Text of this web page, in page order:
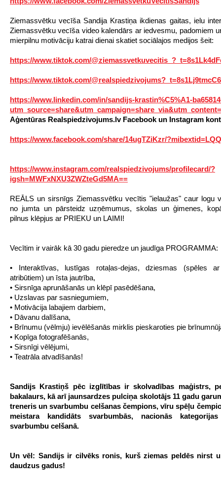
Ziemassvētku vecīša Sandija Krastiņa ikdienas gaitas, ielu
Ziemassvētku vecīša video kalendārs ar iedvesmu, padomiem
mierpilnu motivāciju katrai dienai skatiet sociālajos medijos šeit:
https://www.tiktok.com/
https://www.tiktok.com/
https://www.linkedin.com/in/sandijs-krastin%C5%A1-
Aģentūras Realspiedzivojums.lv Facebook un Instagram
https://www.facebook.com/share/14ugTZiKzr/
https://www.instagram.com/realspiedzivojums/profilecard/?
igsh=MWFxNXU3ZWZteGd5MA==
REĀLS un sirsnīgs Ziemassvētku vecītis "ielaužas" caur logu
no jumta un pārsteidz uzņēmumus, skolas un ģimenes,
pilnus klēpjus ar PRIEKU un LAIMI!
Vecītim ir vairāk kā 30 gadu pieredze un jaudīga PROGRAMMA:
• Interaktīvas, lustīgas rotaļas-dejas, dziesmas (spēles
atribūtiem) un īsta jautrība,
• Sirsnīga aprunāšanās un klēpī pasēdēšana,
• Uzslavas par sasniegumiem,
• Motivācija labajiem darbiem,
• Dāvanu dalīšana,
• Brīnumu (vēlmju) ievēlēšanās mirklis pieskaroties pie
• Kopīga fotografēšanās,
• Sirsnīgi vēlējumi,
• Teatrāla atvadīšanās!
Sandijs Krastiņš pēc izglītības ir skolvadības maģistrs,
bakalaurs, kā arī jaunsardzes pulciņa skolotājs 11 gadu
treneris un svarbumbu celšanas čempions, vīru spēļu
meistara kandidāts svarbumbās, nacionās
svarbumbu celšanā.
Un vēl: Sandijs ir cilvēks ronis, kurš ziemas peldēs nirst
daudzus gadus!